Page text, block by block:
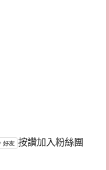
按讚加入粉絲團